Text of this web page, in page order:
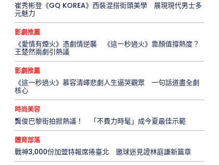
崔秀彬登《GQ KOREA》西裝混搭街頭美學 展現現代男士多
元魅力
影劇推薦
《愛情有煙火》憑劇情逆襲 《這一秒過火》靠顏值撐熱度？
王楚然兩劇引熱議
影劇推薦
《這一秒過火》慕容清嶧悲劇人生逼哭觀眾 一句話道盡全劇
核心
時尚美容
龔俊巴黎街拍掀熱議！ 「不費力時髦」成今夏最佳示範
體育部落
戰神3,000份加盟特報席捲臺北 邀球迷見證林庭謙新篇章